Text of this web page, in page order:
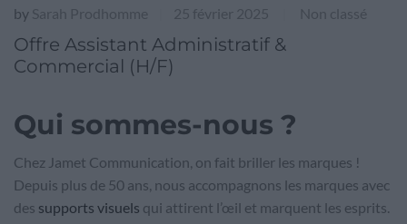
by Sarah Prodhomme 25 février 2025 Non classé
Offre Assistant Administratif &
Commercial (H/F)
Qui sommes-nous ?
Chez Jamet Communication, on fait briller les marques !
Depuis plus de 50 ans, nous accompagnons les marques avec
des supports visuels qui attirent l’œil et marquent les esprits.